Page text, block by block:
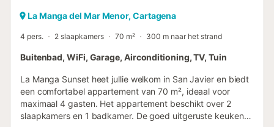
La Manga del Mar Menor, Cartagena
4 pers. 2 slaapkamers 70 m² 300 m naar het strand
Buitenbad, WiFi, Garage, Airconditioning, TV, Tuin
La Manga Sunset heet jullie welkom in San Javier en biedt
een comfortabel appartement van 70 m², ideaal voor
maximaal 4 gasten. Het appartement beschikt over 2
slaapkamers en 1 badkamer. De goed uitgeruste keuken